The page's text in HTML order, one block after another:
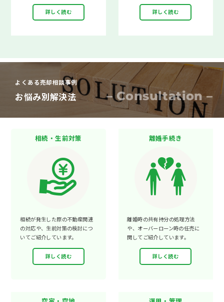
詳しく読む 詳しく読む
よくある売却相談事例
お悩み別解決法 – Consultation –
相続・生前対策
相続が発生した際の不動産関連
の対応や、生前対策の検討につ
いてご紹介しています。
詳しく読む
離婚手続き
離婚時の共有持分の処理方法
や、オーバーローン時の任売に
関してご紹介しています。
詳しく読む